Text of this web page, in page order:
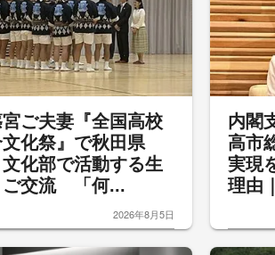
ご夫妻『全国高校
化祭』で秋田県
化部で活動する生
ご交流 「何...
2026年8月5日
内閣
高市
実現
理由